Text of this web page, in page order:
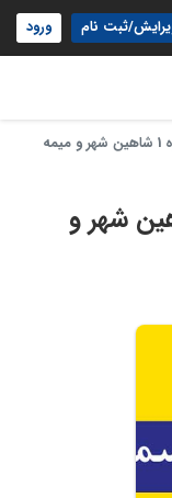
ثبت نام ورود
شماره 1 شاهین شهر و